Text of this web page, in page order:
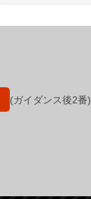
(ガイダンス後2番)